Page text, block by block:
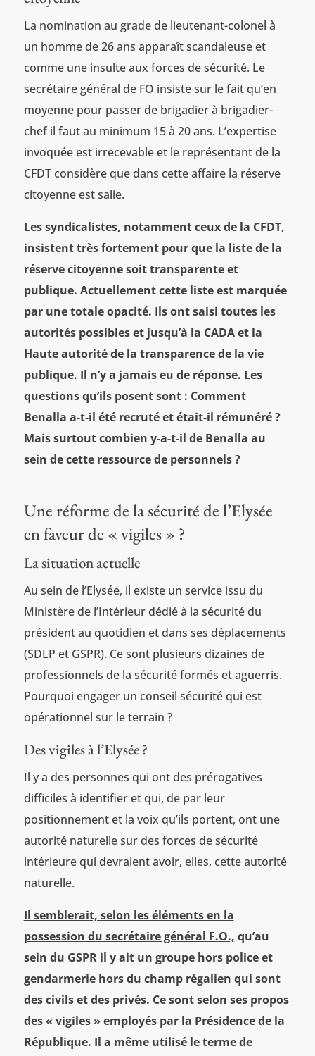
La nomination au grade de lieutenant-colonel à
un homme de 26 ans apparaît scandaleuse et
comme une insulte aux forces de sécurité. Le
secrétaire général de FO insiste sur le fait qu’en
moyenne pour passer de brigadier à brigadier-
chef il faut au minimum 15 à 20 ans. L’expertise
invoquée est irrecevable et le représentant de la
CFDT considère que dans cette affaire la réserve
citoyenne est salie.
Les syndicalistes, notamment ceux de la CFDT,
insistent très fortement pour que la liste de la
réserve citoyenne soit transparente et
publique. Actuellement cette liste est marquée
par une totale opacité. Ils ont saisi toutes les
autorités possibles et jusqu’à la CADA et la
Haute autorité de la transparence de la vie
publique. Il n’y a jamais eu de réponse. Les
questions qu’ils posent sont : Comment
Benalla a-t-il été recruté et était-il rémunéré ?
Mais surtout combien y-a-t-il de Benalla au
sein de cette ressource de personnels ?
Une réforme de la sécurité de l’Elysée
en faveur de « vigiles » ?
La situation actuelle
Au sein de l’Elysée, il existe un service issu du
Ministère de l’Intérieur dédié à la sécurité du
président au quotidien et dans ses déplacements
(SDLP et GSPR). Ce sont plusieurs dizaines de
professionnels de la sécurité formés et aguerris.
Pourquoi engager un conseil sécurité qui est
opérationnel sur le terrain ?
Des vigiles à l’Elysée ?
Il y a des personnes qui ont des prérogatives
difficiles à identifier et qui, de par leur
positionnement et la voix qu’ils portent, ont une
autorité naturelle sur des forces de sécurité
intérieure qui devraient avoir, elles, cette autorité
naturelle.
Il semblerait, selon les éléments en la
possession du secrétaire général F.O., qu’au
sein du GSPR il y ait un groupe hors police et
gendarmerie hors du champ régalien qui sont
des civils et des privés. Ce sont selon ses propos
des « vigiles » employés par la Présidence de la
République. Il a même utilisé le terme de